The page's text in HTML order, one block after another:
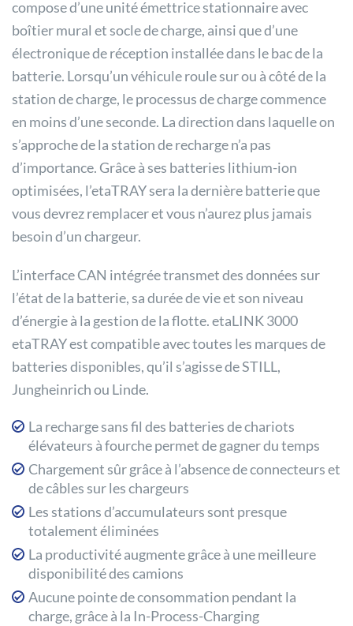
compose d’une unité émettrice stationnaire avec
boîtier mural et socle de charge, ainsi que d’une
électronique de réception installée dans le bac de la
batterie. Lorsqu’un véhicule roule sur ou à côté de la
station de charge, le processus de charge commence
en moins d’une seconde. La direction dans laquelle on
s’approche de la station de recharge n’a pas
d’importance. Grâce à ses batteries lithium-ion
optimisées, l’etaTRAY sera la dernière batterie que
vous devrez remplacer et vous n’aurez plus jamais
besoin d’un chargeur.
L’interface CAN intégrée transmet des données sur
l’état de la batterie, sa durée de vie et son niveau
d’énergie à la gestion de la flotte. etaLINK 3000
etaTRAY est compatible avec toutes les marques de
batteries disponibles, qu’il s’agisse de STILL,
Jungheinrich ou Linde.
La recharge sans fil des batteries de chariots
élévateurs à fourche permet de gagner du temps
Chargement sûr grâce à l’absence de connecteurs et
de câbles sur les chargeurs
Les stations d’accumulateurs sont presque
totalement éliminées
La productivité augmente grâce à une meilleure
disponibilité des camions
Aucune pointe de consommation pendant la
charge, grâce à la In-Process-Charging